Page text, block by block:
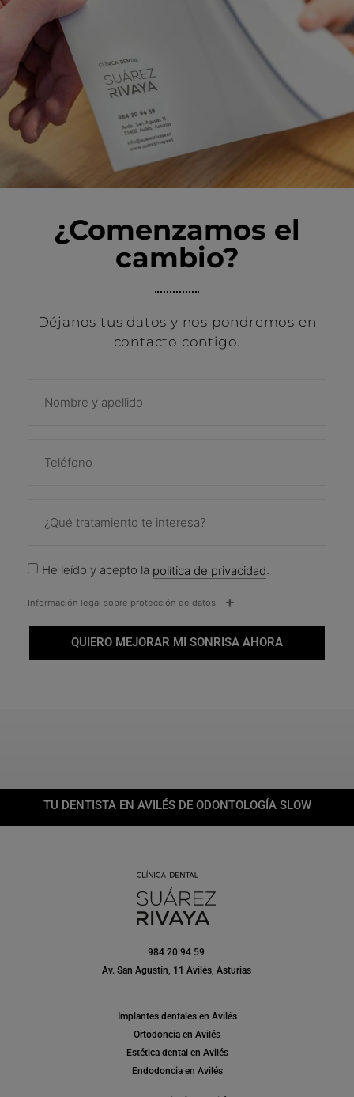
¿Comenzamos el
cambio?
Déjanos tus datos y nos pondremos en
contacto contigo.
He leído y acepto la política de privacidad.
Información legal sobre protección de datos
QUIERO MEJORAR MI SONRISA AHORA
TU DENTISTA EN AVILÉS DE ODONTOLOGÍA SLOW
984 20 94 59
Av. San Agustín, 11 Avilés, Asturias
Implantes dentales en Avilés
Ortodoncia en Avilés
Estética dental en Avilés
Endodoncia en Avilés